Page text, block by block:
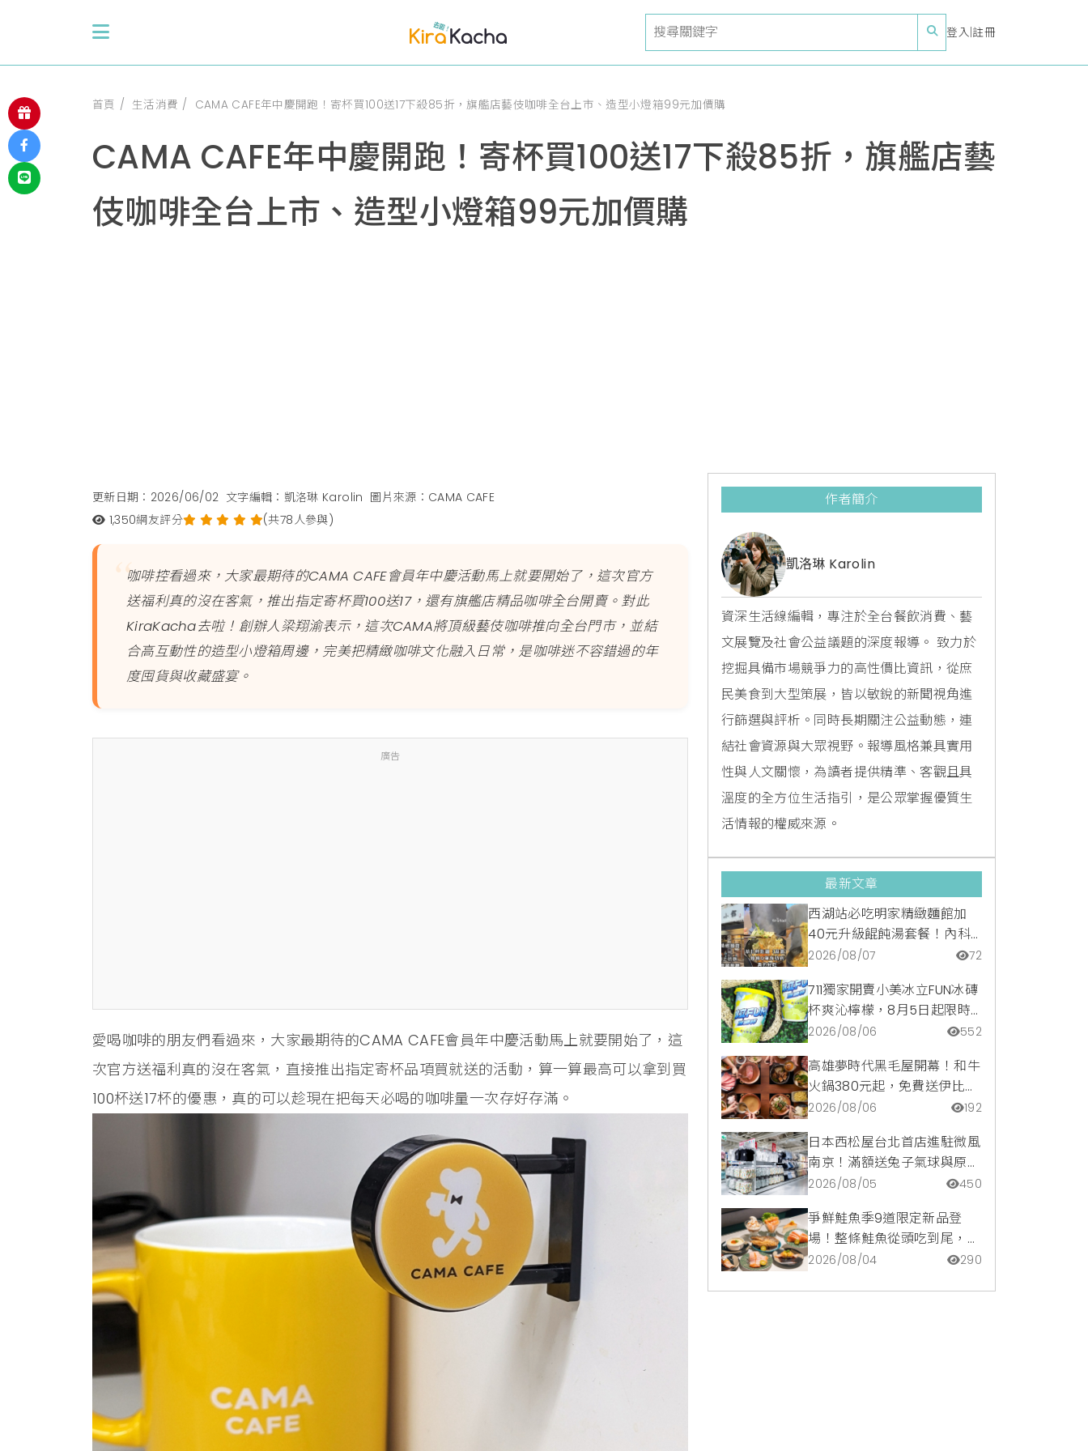
登入 註冊
首頁 生活消費 CAMA CAFE年中慶開跑！寄杯買100送17下殺85折，旗艦店藝伎咖啡全台上市、造型小燈箱99元加價購
CAMA CAFE年中慶開跑！寄杯買100送17下殺85折，旗艦店藝
伎咖啡全台上市、造型小燈箱99元加價購
更新日期：2026/06/02 文字編輯：凱洛琳 Karolin 圖片來源：CAMA CAFE
1,350網友評分 (共78人參與)
咖啡控看過來，大家最期待的CAMA CAFE會員年中慶活動馬上就要開始了，這次官方
送福利真的沒在客氣，推出指定寄杯買100送17，還有旗艦店精品咖啡全台開賣。對此
KiraKacha去啦！創辦人梁翔渝表示，這次CAMA將頂級藝伎咖啡推向全台門市，並結
合高互動性的造型小燈箱周邊，完美把精緻咖啡文化融入日常，是咖啡迷不容錯過的年
度囤貨與收藏盛宴。
廣告
愛喝咖啡的朋友們看過來，大家最期待的CAMA CAFE會員年中慶活動馬上就要開始了，這
次官方送福利真的沒在客氣，直接推出指定寄杯品項買就送的活動，算一算最高可以拿到買
100杯送17杯的優惠，真的可以趁現在把每天必喝的咖啡量一次存好存滿。
作者簡介
凱洛琳 Karolin
資深生活線編輯，專注於全台餐飲消費、藝
文展覽及社會公益議題的深度報導。 致力於
挖掘具備市場競爭力的高性價比資訊，從庶
民美食到大型策展，皆以敏銳的新聞視角進
行篩選與評析。同時長期關注公益動態，連
結社會資源與大眾視野。報導風格兼具實用
性與人文關懷，為讀者提供精準、客觀且具
溫度的全方位生活指引，是公眾掌握優質生
活情報的權威來源。
最新文章
西湖站必吃明家精緻麵館加
40元升級餛飩湯套餐！內科
隱藏版爆汁臭豆腐麵與牛肉麵
2026/08/07 72
711獨家開賣小美冰立FUN冰磚
杯爽沁檸檬，8月5日起限時
嚐鮮價39元特調咖啡氣泡水
2026/08/06 552
高雄夢時代黑毛屋開幕！和牛
火鍋380元起，免費送伊比利
豬再享青森蘋果冰淇淋加購
2026/08/06 192
日本西松屋台北首店進駐微風
南京！滿額送兔子氣球與原創
托特包，指定夏裝享8折優惠
2026/08/05 450
爭鮮鮭魚季9道限定新品登
場！整條鮭魚從頭吃到尾，鹹
甜鮭魚卵霜淇淋開吃，滿額再
2026/08/04 290